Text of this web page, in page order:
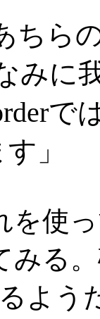
ちら
みに
で
す 」
使
みる
よう